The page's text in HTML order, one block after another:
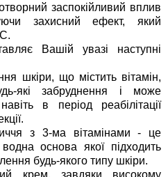
заспокійливий вплив
захисний ефект, який
Вашій увазі наступні
шкіри, що містить вітамін,
які забруднення і може
в період реабілітації
з 3-ма вітамінами - це
основа якої підходить
будь-якого типу шкіри.
крем, завдяки високому